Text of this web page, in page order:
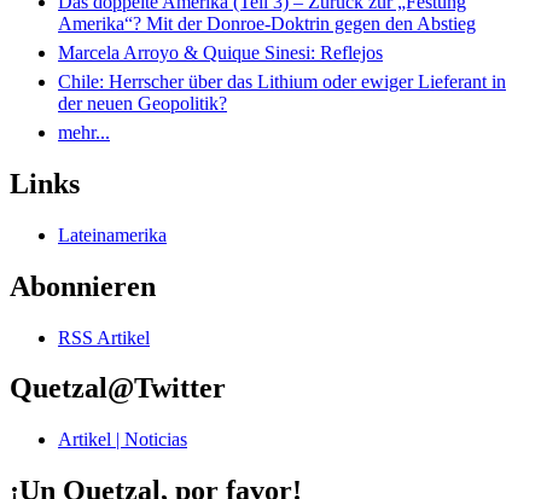
Amerika“? Mit der Donroe-Doktrin gegen den Abstieg
Marcela Arroyo & Quique Sinesi: Reflejos
Chile: Herrscher über das Lithium oder ewiger Lieferant in
der neuen Geopolitik?
mehr...
Links
Lateinamerika
Abonnieren
RSS Artikel
Quetzal@Twitter
Artikel | Noticias
¡Un Quetzal, por favor!